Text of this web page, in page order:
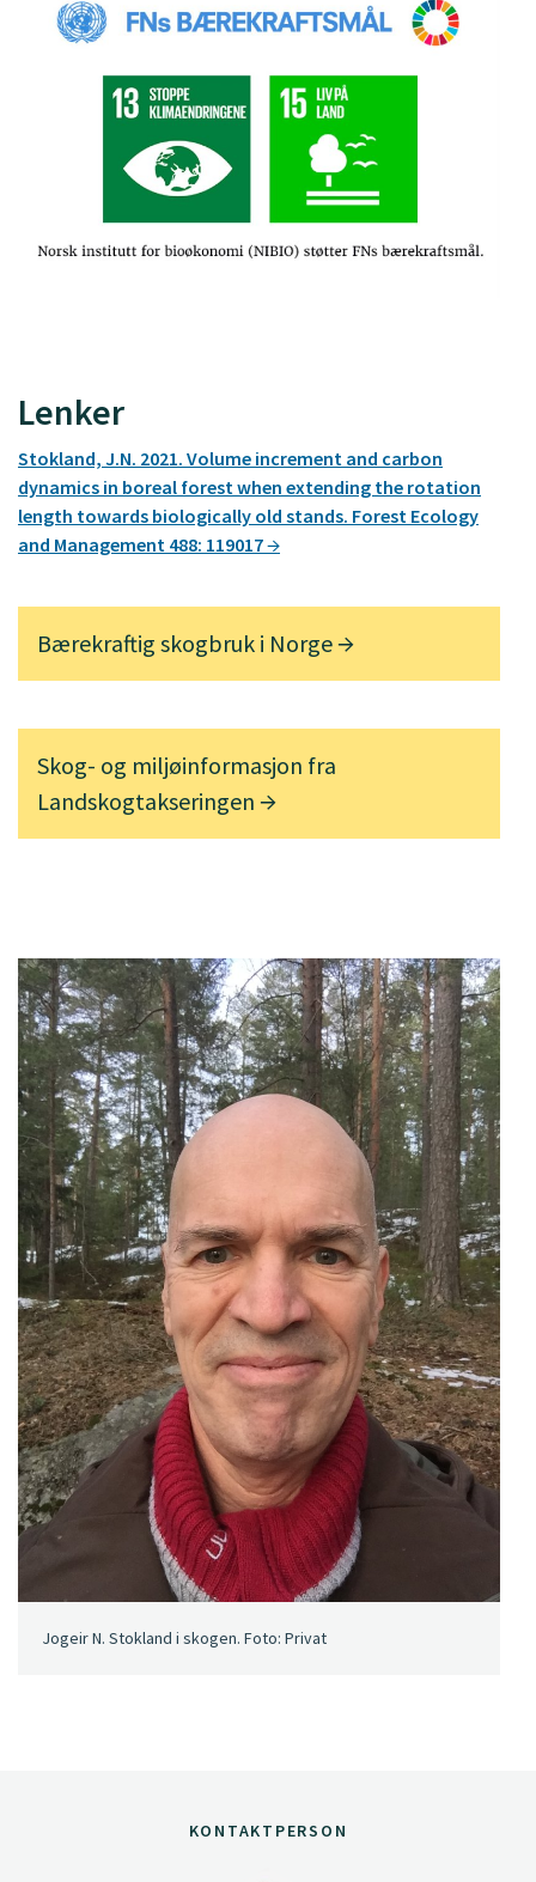
Lenker
Stokland, J.N. 2021. Volume increment and carbon
dynamics in boreal forest when extending the rotation
length towards biologically old stands. Forest Ecology
and Management 488: 119017
Bærekraftig skogbruk i Norge
Skog- og miljøinformasjon fra
Landskogtakseringen
Jogeir N. Stokland i skogen. Foto: Privat
KONTAKTPERSON